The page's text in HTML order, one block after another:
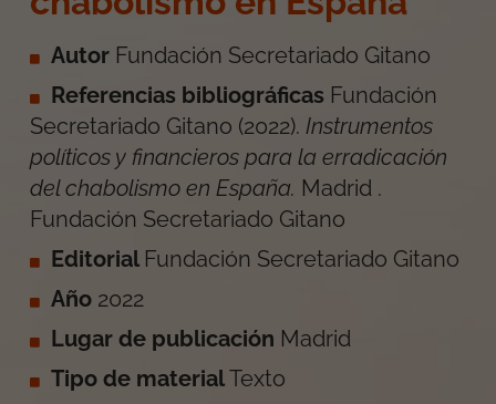
Autor Fundación Secretariado Gitano
Referencias bibliográficas Fundación
Secretariado Gitano (2022). Instrumentos
políticos y financieros para la erradicación
del chabolismo en España. Madrid .
Fundación Secretariado Gitano
Editorial Fundación Secretariado Gitano
Año 2022
Lugar de publicación Madrid
Tipo de material Texto